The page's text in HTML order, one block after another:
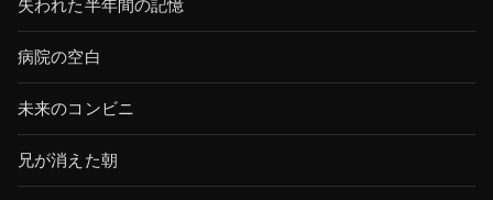
失われた半年間の記憶
病院の空白
未来のコンビニ
兄が消えた朝